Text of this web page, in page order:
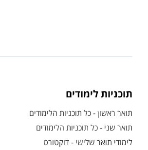
תוכניות לימודים
תואר ראשון - כל תוכניות הלימודים
תואר שני - כל תוכניות הלימודים
לימודי תואר שלישי - דוקטורט